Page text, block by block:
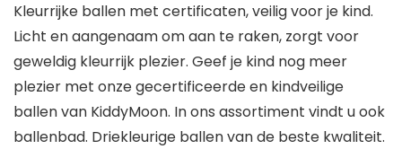
Kleurrijke ballen met certificaten, veilig voor je kind.
Licht en aangenaam om aan te raken, zorgt voor
geweldig kleurrijk plezier. Geef je kind nog meer
plezier met onze gecertificeerde en kindveilige
ballen van KiddyMoon. In ons assortiment vindt u ook
ballenbad. Driekleurige ballen van de beste kwaliteit.